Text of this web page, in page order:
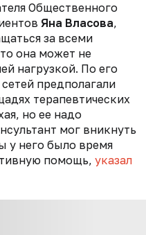
Общественного
Яна Власова,
за всеми
она может не
нагрузкой. По его
предполагали
терапевтических
но ее надо
мог вникнуть
у него было время
помощь, указал